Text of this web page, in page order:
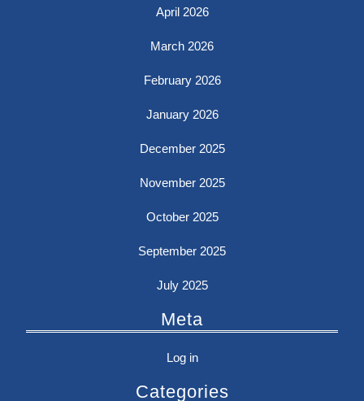
April 2026
March 2026
February 2026
January 2026
December 2025
November 2025
October 2025
September 2025
July 2025
Meta
Log in
Categories